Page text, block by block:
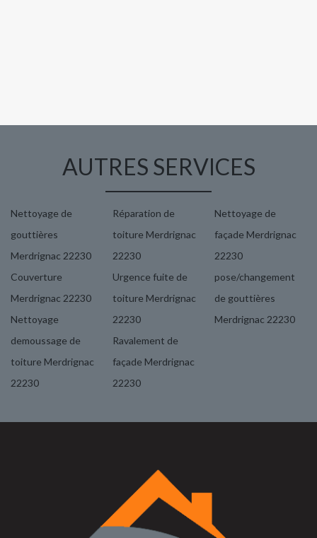
AUTRES SERVICES
Nettoyage de
gouttières
Merdrignac 22230
Couverture
Merdrignac 22230
Nettoyage
demoussage de
toiture Merdrignac
22230
Réparation de
toiture Merdrignac
22230
Urgence fuite de
toiture Merdrignac
22230
Ravalement de
façade Merdrignac
22230
Nettoyage de
façade Merdrignac
22230
pose/changement
de gouttières
Merdrignac 22230